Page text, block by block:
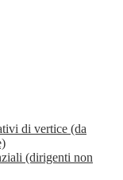
di vertice (da
(dirigenti non